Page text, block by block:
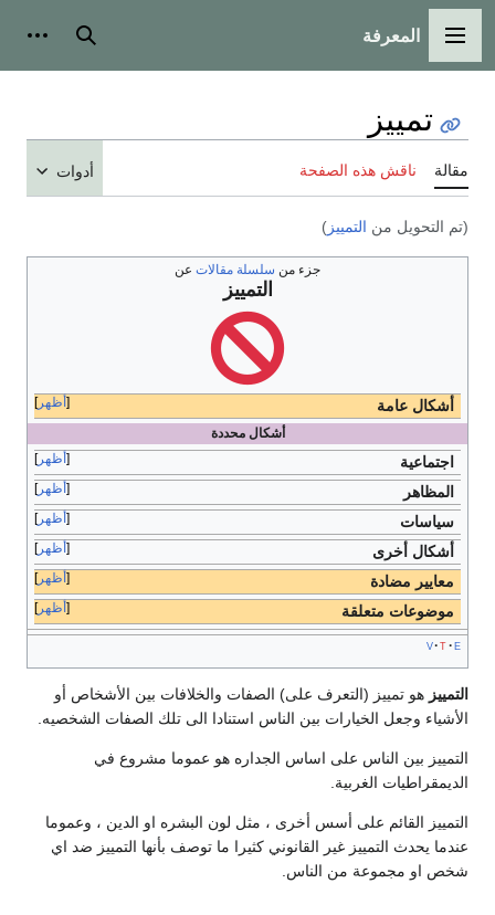
القائمة الرئيسية
المعرفة بحث
تمييز
مقالة ناقش هذه الصفحة أدوات
(تم التحويل من التمييز )
جزء من سلسلة مقالات عن
التمييز
أظهر أشكال عامة
أشكال محددة
أظهر
اجتماعية
أظهر المظاهر
أظهر سياسات
أظهر أشكال أخرى
أظهر معايير مضادة
أظهر موضوعات متعلقة
v t e
التمييز هو تمييز (التعرف على) الصفات والخلافات بين الأشخاص أو
الأشياء وجعل الخيارات بين الناس استنادا الى تلك الصفات الشخصيه.
التمييز بين الناس على اساس الجداره هو عموما مشروع في
الديمقراطيات الغربية.
التمييز القائم على أسس أخرى ، مثل لون البشره او الدين ، وعموما
عندما يحدث التمييز غير القانوني كثيرا ما توصف بأنها التمييز ضد اي
شخص او مجموعة من الناس.